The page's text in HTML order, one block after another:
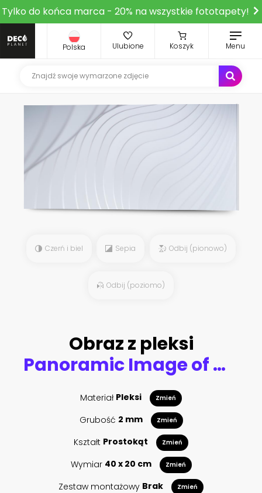
Tylko do końca marca - 20% na wszystkie fototapety!
Polska Ulubione Koszyk Menu
Czerń i biel Sepia Odbij (pionowo)
Odbij (poziomo)
Obraz z pleksi
Panoramic Image of Grossglockner Alpine Road. Curvy Winding Road in Alps.
Materiał Pleksi Zmień
Grubość 2 mm Zmień
Kształt Prostokąt Zmień
Wymiar 40 x 20 cm Zmień
Zestaw montażowy Brak Zmień